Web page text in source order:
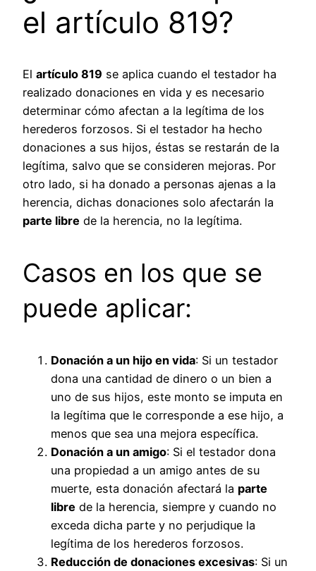
el artículo 819?
El artículo 819 se aplica cuando el testador ha
realizado donaciones en vida y es necesario
determinar cómo afectan a la legítima de los
herederos forzosos. Si el testador ha hecho
donaciones a sus hijos, éstas se restarán de la
legítima, salvo que se consideren mejoras. Por
otro lado, si ha donado a personas ajenas a la
herencia, dichas donaciones solo afectarán la
parte libre de la herencia, no la legítima.
Casos en los que se
puede aplicar:
Donación a un hijo en vida: Si un testador
dona una cantidad de dinero o un bien a
uno de sus hijos, este monto se imputa en
la legítima que le corresponde a ese hijo, a
menos que sea una mejora específica.
Donación a un amigo: Si el testador dona
una propiedad a un amigo antes de su
muerte, esta donación afectará la parte
libre de la herencia, siempre y cuando no
exceda dicha parte y no perjudique la
legítima de los herederos forzosos.
Reducción de donaciones excesivas: Si un